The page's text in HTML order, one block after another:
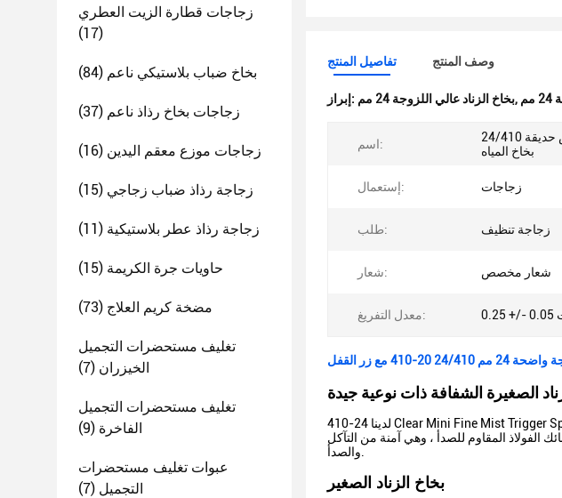
زجاجات قطارة الزيت العطري
(17)
بخاخ ضباب بلاستيكي ناعم (84)
زجاجات بخاخ رذاذ ناعم (37)
زجاجات موزع معقم اليدين (16)
زجاجة رذاذ ضباب زجاجي (15)
زجاجة رذاذ عطر بلاستيكية (11)
حاويات جرة الكريمة (15)
مضخة كريم العلاج (73)
تغليف مستحضرات التجميل
الخيزران (7)
تغليف مستحضرات التجميل
الفاخرة (9)
عبوات تغليف مستحضرات
التجميل (7)
تفاصيل المنتج وصف المنتج
إبراز: بخاخ الزناد عالي اللزوجة 24 مم,
اسم:
24/410 البسيطة الزناد البخاخ رئيس حديقة
بخاخ المياه
إستعمال: زجاجات
طلب: زجاجة تنظيف
شعار: شعار مخصص
معدل التفريغ: ت
مع زر القفل
لدينا 24-410 Clear Mini Fine Mist Trigger Sprayer مع زر القفل لديه العديد من الميزات لإخراج أفضل ما في عبواتك.يأتي بمقبض زناد محمل بنابض ، وتنورة
المقاوم للصدأ ، وهي آمنة من التآكل
والصدأ.
بخاخ الزناد الصغير